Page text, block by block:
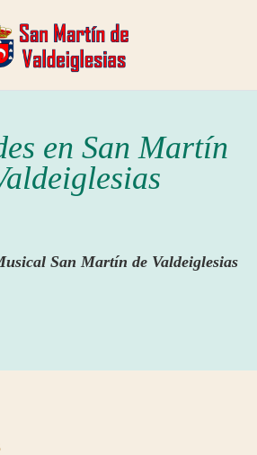
en San Martín
San Martín de Valdeiglesias